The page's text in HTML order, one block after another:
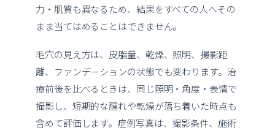
力・肌質も異なるため、結果をすべての人へその
まま当てはめることはできません。
毛穴の見え方は、皮脂量、乾燥、照明、撮影距
離、ファンデーションの状態でも変わります。治
療前後を比べるときは、同じ照明・角度・表情で
撮影し、短期的な腫れや乾燥が落ち着いた時点も
含めて評価します。症例写真は、撮影条件、施術